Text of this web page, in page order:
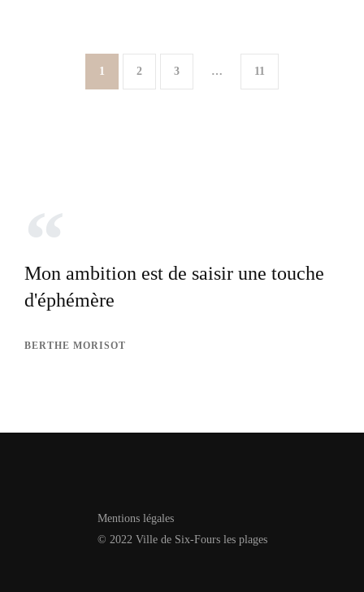
1 2 3 … 11
Mon ambition est de saisir une touche
d'éphémère
BERTHE MORISOT
Mentions légales
© 2022 Ville de Six-Fours les plages